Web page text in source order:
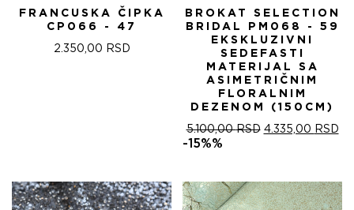
FRANCUSKA ČIPKA
CP066 - 47
2.350,00 RSD
BROKAT SELECTION
BRIDAL PM068 - 59
EKSKLUZIVNI
SEDEFASTI
MATERIJAL SA
ASIMETRIČNIM
FLORALNIM
DEZENOM (150CM)
5.100,00RSD ОРИГИНАЛНА
5.100,00 RSD.
4.335,00 RSD
-15%%